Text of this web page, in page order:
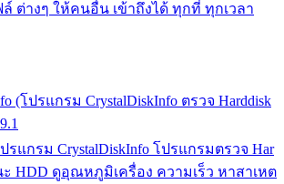
ต่างๆ ให้คนอื่น เข้าถึงได้ ทุกที่ ทุกเวลา
(โปรแกรม CrystalDiskInfo ตรวจ Harddisk
แกรม CrystalDiskInfo โปรแกรมตรวจ Har
ะ HDD ดูอุณหภูมิเครื่อง ความเร็ว หาสาเหต